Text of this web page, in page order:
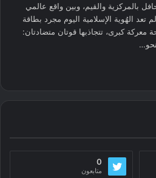
بالمركزية والقيم، وبين واقع عالمي
تعد الهُوية الإسلامية اليوم مجرد بطاقة
كبرى، تتجاذبها قوتان متضادتان:
0
متابعون